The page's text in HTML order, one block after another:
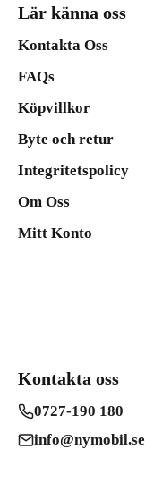
Lär känna oss
Kontakta Oss
FAQs
Köpvillkor
Byte och retur
Integritetspolicy
Om Oss
Mitt Konto
Kontakta oss
0727-190 180
info@nymobil.se